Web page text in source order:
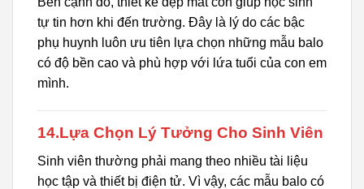
tự tin hơn khi đến trường. Đây là lý do các bậc
phụ huynh luôn ưu tiên lựa chọn những mẫu balo
có độ bền cao và phù hợp với lứa tuổi của con em
mình.
14.Lựa Chọn Lý Tưởng Cho Sinh Viên
Sinh viên thường phải mang theo nhiều tài liệu
học tập và thiết bị điện tử. Vì vậy, các mẫu balo có